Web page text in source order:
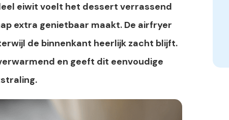
eiwit voelt het dessert verrassend
extra genietbaar maakt. De airfryer
de binnenkant heerlijk zacht blijft.
en geeft dit eenvoudige